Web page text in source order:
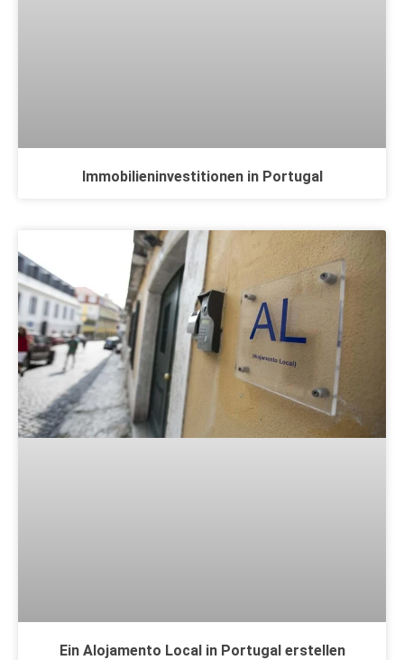
Immobilieninvestitionen in Portugal
Ein Alojamento Local in Portugal erstellen